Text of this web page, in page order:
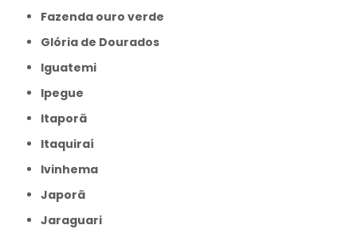
Fazenda ouro verde
Glória de Dourados
Iguatemi
Ipegue
Itaporã
Itaquiraí
Ivinhema
Japorã
Jaraguari